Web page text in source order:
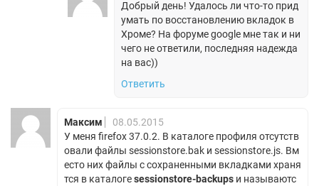
Добрый день! Удалось ли что-то прид
умать по восстановлению вкладок в
Хроме? На форуме google мне так и ни
чего не ответили, последняя надежда
на вас))
Ответить
Максим
08.05.2015
У меня firefox 37.0.2. В каталоге профиля отсутств
овали файлы sessionstore.bak и sessionstore.js. Вм
есто них файлы с сохраненными вкладками храня
тся в каталогеsessionstore-backups и называютс